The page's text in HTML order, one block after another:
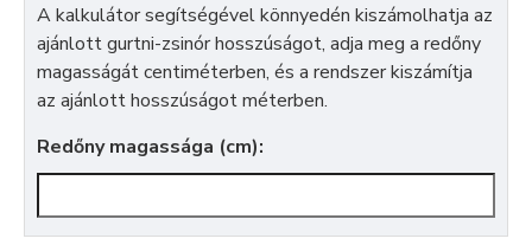
A kalkulátor segítségével könnyedén kiszámolhatja az
ajánlott gurtni-zsinór hosszúságot, adja meg a redőny
magasságát centiméterben, és a rendszer kiszámítja
az ajánlott hosszúságot méterben.
Redőny magassága (cm):